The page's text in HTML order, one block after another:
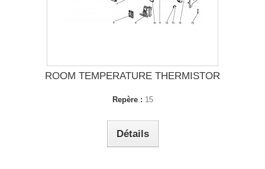
ROOM TEMPERATURE THERMISTOR
Repère : 15
Détails